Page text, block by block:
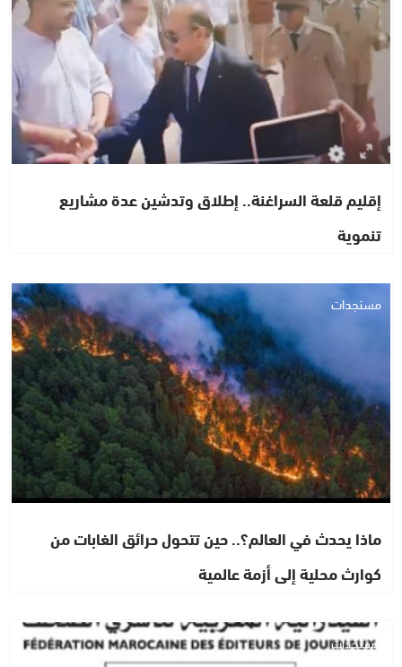
إقليم قلعة السراغنة.. إطلاق وتدشين عدة مشاريع
تنموية
مستجدات
ماذا يحدث في العالم؟.. حين تتحول حرائق الغابات من
كوارث محلية إلى أزمة عالمية
مستجدات